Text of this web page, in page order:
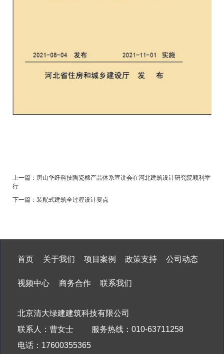
上一篇： 唐山华纤科技陶瓷棉产品体系宣讲会在河北建筑设计研究院顺利举
行
下一篇： 装配式建筑全过程设计要点
首页 关于我们 项目案例 政策支持 公司动态
视频中心 商务合作 联系我们
北京清大绿建建筑科技有限公司
联系人：曹女士 服务热线：010-63711258
电话：17600355365